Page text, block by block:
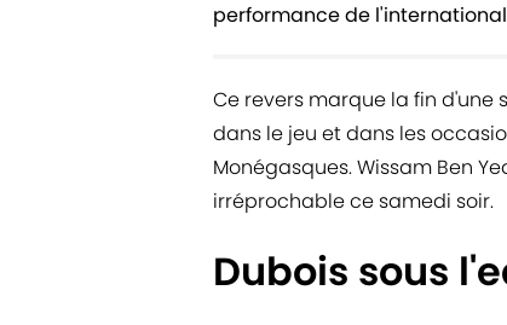
performance de
Ce revers marque la fin d'une
dans le jeu et dans les
Monégasques. Wissam Ben
irréprochable ce samedi soir.
Dubois sous